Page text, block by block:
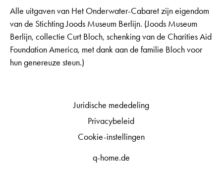
Alle uitgaven van Het Onderwater-Cabaret zijn eigendom
van de Stichting Joods Museum Berlijn. (Joods Museum
Berlijn, collectie Curt Bloch, schenking van de Charities Aid
Foundation America, met dank aan de familie Bloch voor
hun genereuze steun.)
q-home.de
Juridische mededeling
Privacybeleid
Cookie-instellingen